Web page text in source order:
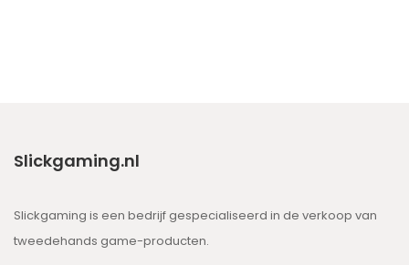
Slickgaming.nl
Slickgaming is een bedrijf gespecialiseerd in de verkoop van
tweedehands game-producten.